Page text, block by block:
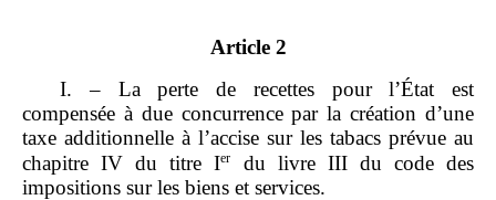
Article 2
I. – La perte de recettes pour l’État est
compensée à due concurrence par la création d’une
taxe additionnelle à l’accise sur les tabacs prévue au
chapitre IV du titre Ier
du livre III du code des
impositions sur les biens et services.